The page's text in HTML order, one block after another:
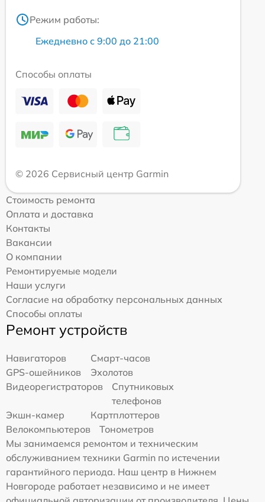
Режим работы:
Ежедневно с 9:00 до 21:00
Способы оплаты
© 2026 Сервисный центр Garmin
Стоимость ремонта
Оплата и доставка
Контакты
Вакансии
О компании
Ремонтируемые модели
Наши услуги
Согласие на обработку персональных данных
Способы оплаты
Ремонт устройств
Навигаторов
Смарт-часов
GPS-ошейников
Эхолотов
Видеорегистраторов
Спутниковых
телефонов
Экшн-камер
Картплоттеров
Велокомпьютеров
Тонометров
Мы занимаемся ремонтом и техническим
обслуживанием техники Garmin по истечении
гарантийного периода. Наш центр в Нижнем
Новгороде работает независимо и не имеет